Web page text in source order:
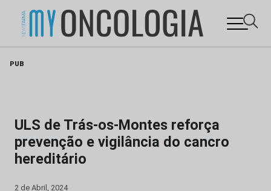
PUB
ULS de Trás-os-Montes reforça
prevenção e vigilância do cancro
hereditário
2 de Abril, 2024